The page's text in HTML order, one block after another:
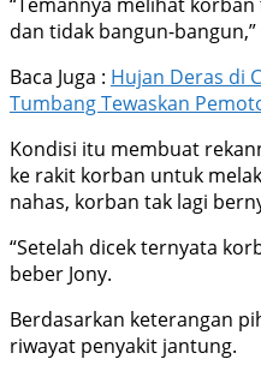
dan tidak bangun-
Baca Juga : Hujan Deras di
Tumbang Tewaskan
Kondisi itu membuat
ke rakit korban untuk
nahas, korban tak lagi
“Setelah dicek ternyata
beber Jony.
Berdasarkan keterangan
riwayat penyakit jantung.